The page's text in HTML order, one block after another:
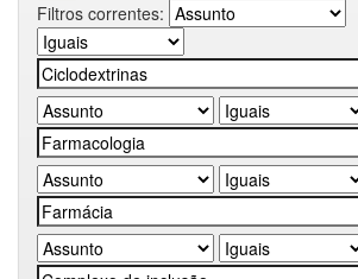
Filtros correntes: